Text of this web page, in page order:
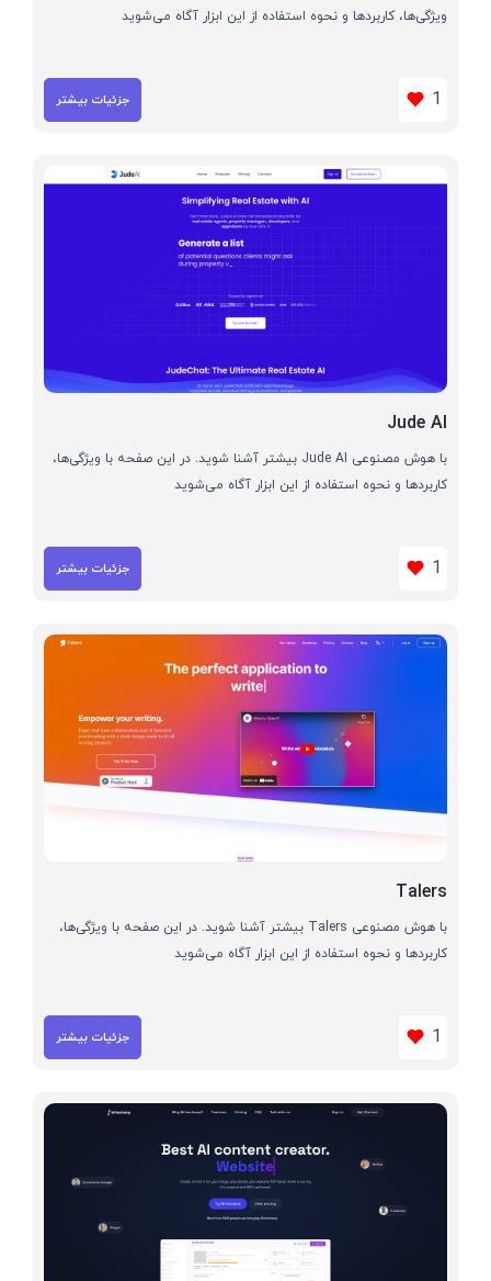
ویژگی‌ها، کاربردها و نحوه استفاده از این ابزار آگاه می‌شوید
1 جزئیات بیشتر
Jude AI
با هوش مصنوعی Jude AI بیشتر آشنا شوید. در این صفحه با ویژگی‌ها،
کاربردها و نحوه استفاده از این ابزار آگاه می‌شوید
1 جزئیات بیشتر
Talers
با هوش مصنوعی Talers بیشتر آشنا شوید. در این صفحه با ویژگی‌ها،
کاربردها و نحوه استفاده از این ابزار آگاه می‌شوید
1 جزئیات بیشتر